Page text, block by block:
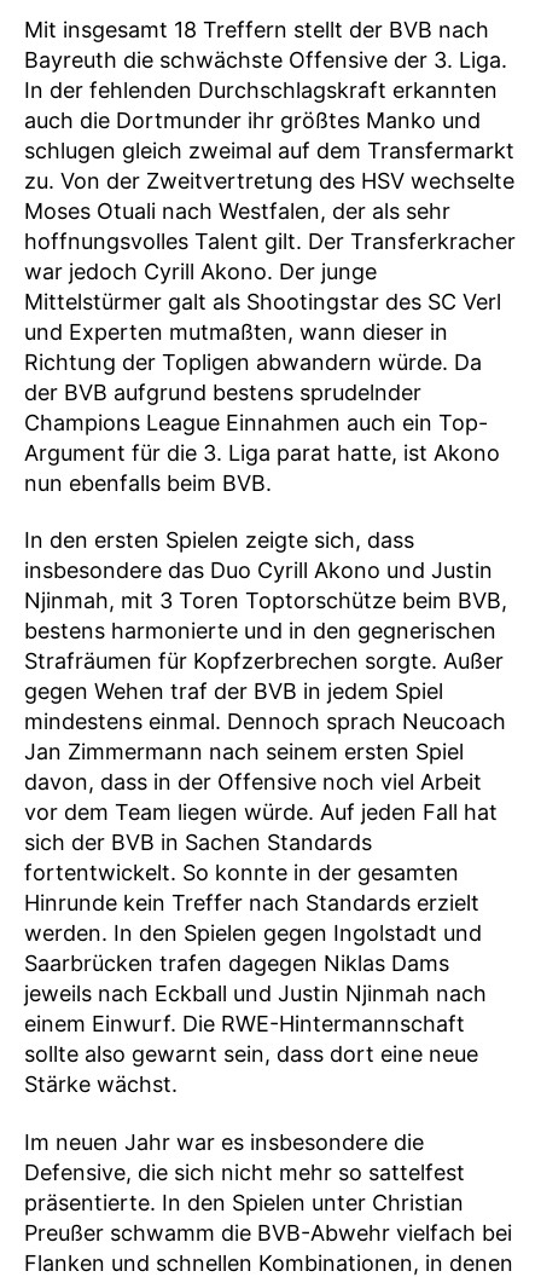
Mit insgesamt 18 Treffern stellt der BVB nach
Bayreuth die schwächste Offensive der 3. Liga.
In der fehlenden Durchschlagskraft erkannten
auch die Dortmunder ihr größtes Manko und
schlugen gleich zweimal auf dem Transfermarkt
zu. Von der Zweitvertretung des HSV wechselte
Moses Otuali nach Westfalen, der als sehr
hoffnungsvolles Talent gilt. Der Transferkracher
war jedoch Cyrill Akono. Der junge
Mittelstürmer galt als Shootingstar des SC Verl
und Experten mutmaßten, wann dieser in
Richtung der Topligen abwandern würde. Da
der BVB aufgrund bestens sprudelnder
Champions League Einnahmen auch ein Top-
Argument für die 3. Liga parat hatte, ist Akono
nun ebenfalls beim BVB.
In den ersten Spielen zeigte sich, dass
insbesondere das Duo Cyrill Akono und Justin
Njinmah, mit 3 Toren Toptorschütze beim BVB,
bestens harmonierte und in den gegnerischen
Strafräumen für Kopfzerbrechen sorgte. Außer
gegen Wehen traf der BVB in jedem Spiel
mindestens einmal. Dennoch sprach Neucoach
Jan Zimmermann nach seinem ersten Spiel
davon, dass in der Offensive noch viel Arbeit
vor dem Team liegen würde. Auf jeden Fall hat
sich der BVB in Sachen Standards
fortentwickelt. So konnte in der gesamten
Hinrunde kein Treffer nach Standards erzielt
werden. In den Spielen gegen Ingolstadt und
Saarbrücken trafen dagegen Niklas Dams
jeweils nach Eckball und Justin Njinmah nach
einem Einwurf. Die RWE-Hintermannschaft
sollte also gewarnt sein, dass dort eine neue
Stärke wächst.
Im neuen Jahr war es insbesondere die
Defensive, die sich nicht mehr so sattelfest
präsentierte. In den Spielen unter Christian
Preußer schwamm die BVB-Abwehr vielfach bei
Flanken und schnellen Kombinationen, in denen